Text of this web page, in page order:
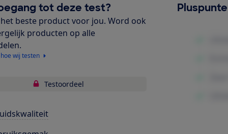
tot deze test?
beste product voor jou. Word ook
producten op alle
wij testen
Testoordeel